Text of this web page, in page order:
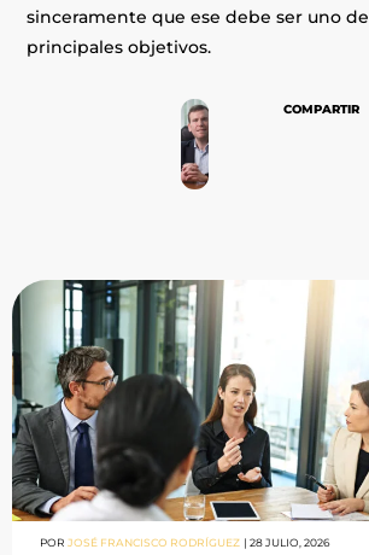
COMPARTIR
sinceramente que ese debe ser uno
principales objetivos.
POR JOSÉ FRANCISCO RODRÍGUEZ | 28 JULIO, 2026